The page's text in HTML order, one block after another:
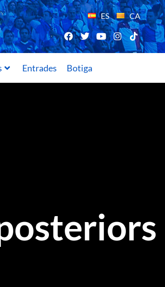
ES CA
Entrades Botiga